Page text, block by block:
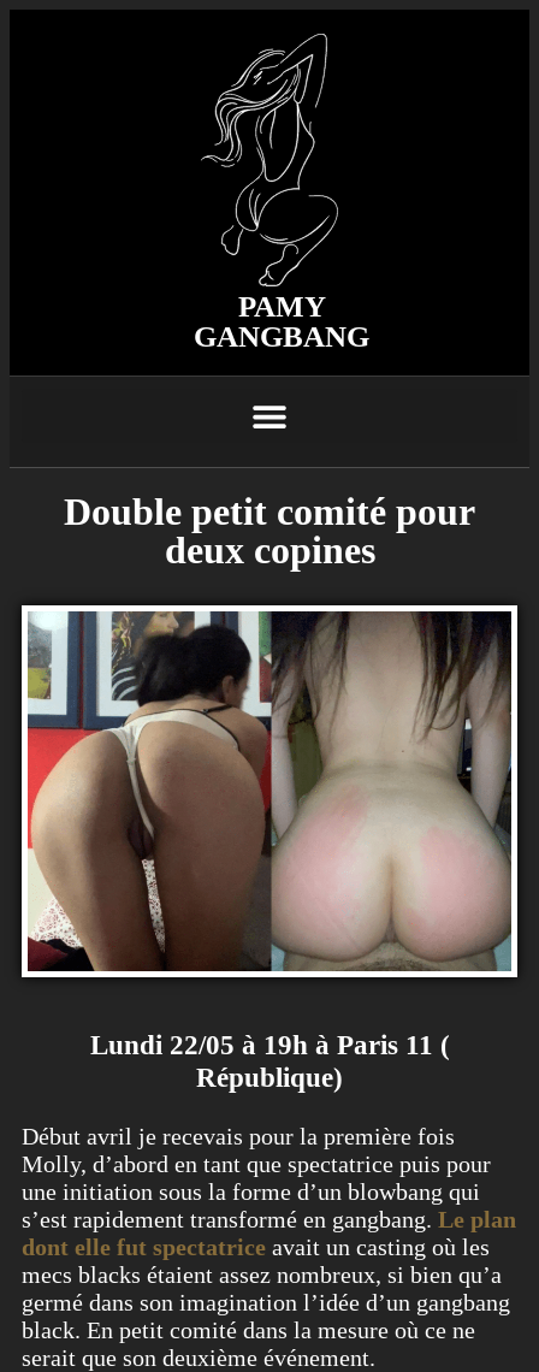
PAMY
GANGBANG
Double petit comité pour
deux copines
Lundi 22/05 à 19h à Paris 11 (
République)
Début avril je recevais pour la première fois
Molly, d’abord en tant que spectatrice puis pour
une initiation sous la forme d’un blowbang qui
s’est rapidement transformé en gangbang. Le plan
dont elle fut spectatrice avait un casting où les
mecs blacks étaient assez nombreux, si bien qu’a
germé dans son imagination l’idée d’un gangbang
black. En petit comité dans la mesure où ce ne
serait que son deuxième événement.